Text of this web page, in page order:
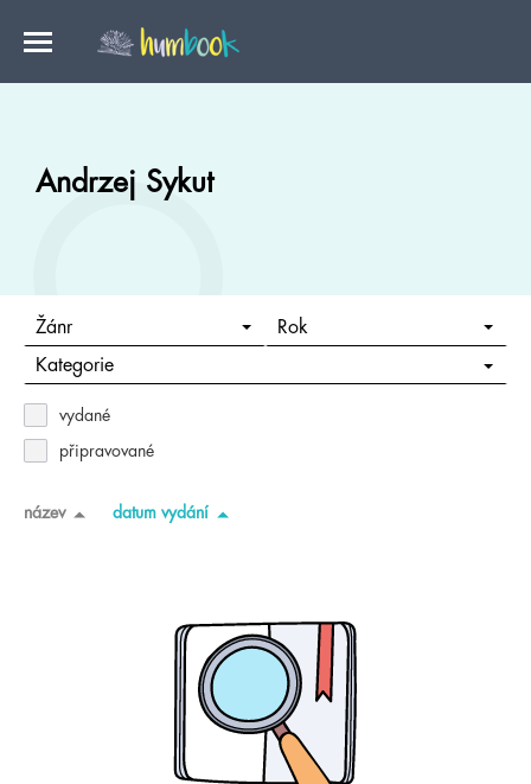
Andrzej Sykut
Žánr Rok
Kategorie
vydané
připravované
název datum vydání